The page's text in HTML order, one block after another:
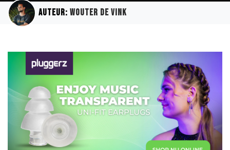
Auteur: Wouter de Vink